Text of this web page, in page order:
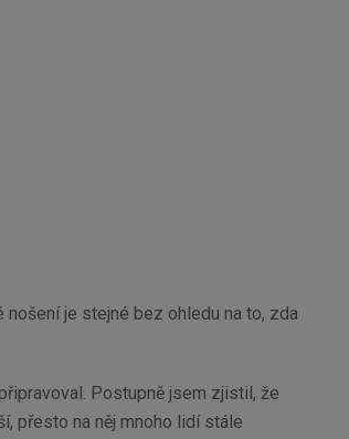
je stejné bez ohledu na to, zda
Postupně jsem zjistil, že
přesto na něj mnoho lidí stále